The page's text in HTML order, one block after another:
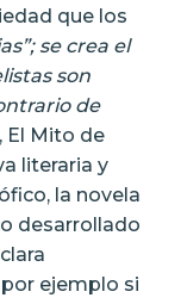
que los
se crea el
son
de
El Mito de
literaria y
la novela
desarrollado
ejemplo si